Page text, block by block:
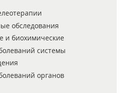
обследования
и биохимические
системы
органов